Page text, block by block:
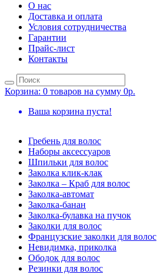
О нас
Доставка и оплата
Условия сотрудничества
Гарантии
Прайс-лист
Контакты
Корзина: 0 товаров на сумму 0р.
Ваша корзина пуста!
Гребень для волос
Наборы аксессуаров
Шпильки для волос
Заколка клик-клак
Заколка – Краб для волос
Заколка-автомат
Заколка-банан
Заколка-булавка на пучок
Заколки для волос
Французские заколки для волос
Невидимка, приколка
Ободок для волос
Резинки для волос